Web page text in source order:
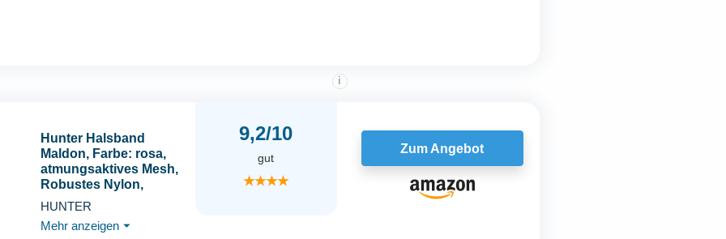
Hunter Halsband
Maldon, Farbe: rosa,
atmungsaktives Mesh,
Robustes Nylon,
lautlos &
allergikerfreundlich,
Zugentlastung,
HUNTER
Mehr anzeigen ⏷
9,2/10
i
gut
★★★★
Zum Angebot